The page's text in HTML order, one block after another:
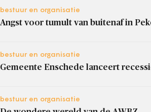
bestuur en organisatie
Angst voor tumult van buitenaf in
bestuur en organisatie
Gemeente Enschede lanceert
bestuur en organisatie